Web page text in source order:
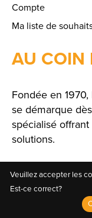
Compte
Ma liste de
AU COIN
Fondée en
se démarque
spécialisé
solutions.
Veuillez accepter les
Est-ce correct?